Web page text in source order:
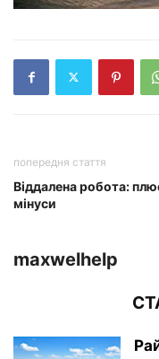
попередня стаття
Віддалена робота:
мінуси
maxwelhelp